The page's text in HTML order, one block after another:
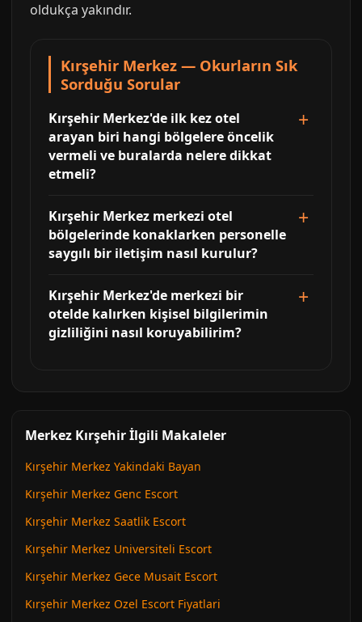
oldukça yakındır.
Kırşehir Merkez — Okurların Sık
Sorduğu Sorular
Kırşehir Merkez'de ilk kez otel
arayan biri hangi bölgelere öncelik
vermeli ve buralarda nelere dikkat
etmeli?
Kırşehir Merkez merkezi otel
bölgelerinde konaklarken personelle
saygılı bir iletişim nasıl kurulur?
Kırşehir Merkez'de merkezi bir
otelde kalırken kişisel bilgilerimin
gizliliğini nasıl koruyabilirim?
Merkez Kırşehir İlgili Makaleler
Kırşehir Merkez Yakindaki Bayan
Kırşehir Merkez Genc Escort
Kırşehir Merkez Saatlik Escort
Kırşehir Merkez Universiteli Escort
Kırşehir Merkez Gece Musait Escort
Kırşehir Merkez Ozel Escort Fiyatlari